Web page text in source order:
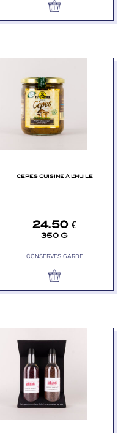
CEPES CUISINE À L’HUILE
24.50 €
350 G
CONSERVES GARDE